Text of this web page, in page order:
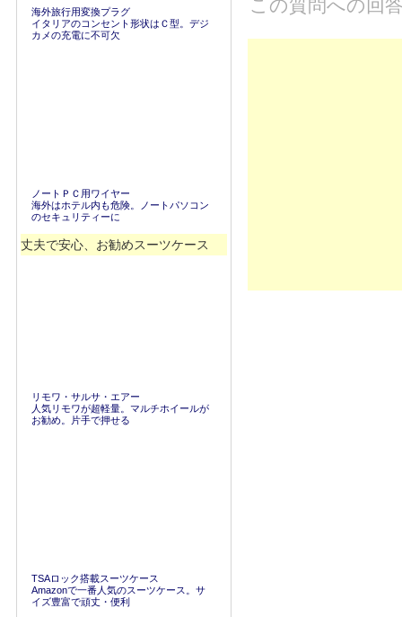
この質問への回
海外旅行用変換プラグ
イタリアのコンセント形状はＣ型。デジ
カメの充電に不可欠
ノートＰＣ用ワイヤー
海外はホテル内も危険。ノートパソコン
のセキュリティーに
丈夫で安心、お勧めスーツケース
リモワ・サルサ・エアー
人気リモワが超軽量。マルチホイールが
お勧め。片手で押せる
TSAロック搭載スーツケース
Amazonで一番人気のスーツケース。サ
イズ豊富で頑丈・便利